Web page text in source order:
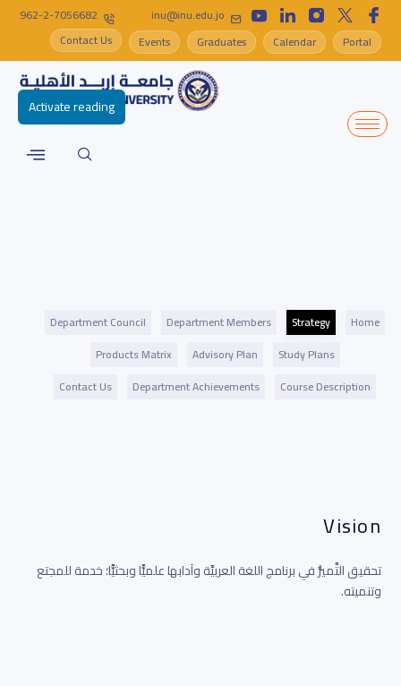
inu@inu.edu.jo
962-2-7056682
Portal
Calendar
Graduates
Events
Contact Us
Home
Strategy
Department Members
Department Council
Study Plans
Advisory Plan
Products Matrix
Course Description
Department Achievements
Contact Us
Vision
تحقيق التَّميُّز في برنامج اللغة العربيَّة وآدابها علميًّا وبحثيًّا؛ خدمة للمجتع
وتنميته.
Activate reading